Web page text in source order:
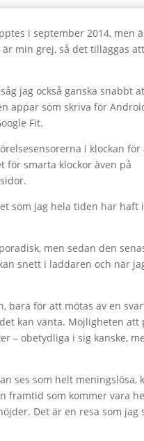
i september 2014, men
min grej, så det tilläggas
jag också ganska snabbt
appar som skriva för
Fit.
i klockan för
för smarta klockor även på
som jag hela tiden har haft i
men sedan den
snett i laddaren och när
bara för att mötas av en
kan vänta. Möjligheten att
– obetydliga i sig kanske,
ses som helt meningslösa,
framtid som kommer vara
Det är en resa som jag